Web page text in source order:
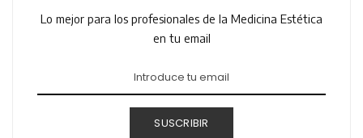
Lo mejor para los profesionales de la Medicina Estética
en tu email
SUSCRIBIR